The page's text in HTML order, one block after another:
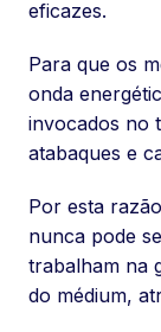
eficazes.
Para que os
onda
invocados no
atabaques e
Por esta
nunca pode
trabalham na
do médium,